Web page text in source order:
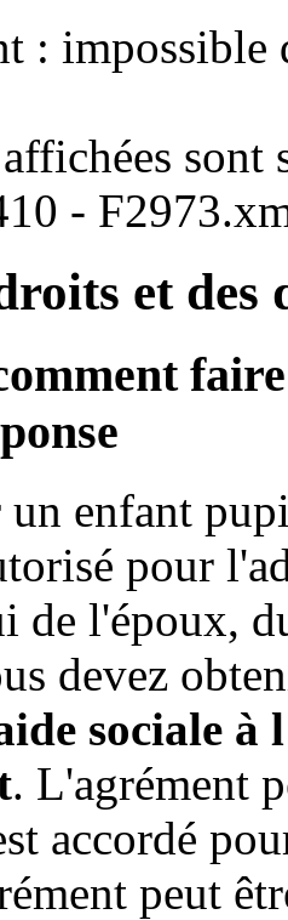
: impossible
sont
-
et
un enfant
pour
de l'époux,
devez
sociale à
. L'agrément
accordé
peut